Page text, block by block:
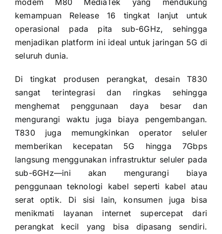
kemampuan Release 16 tingkat lanjut untuk
operasional pada pita sub-6GHz, sehingga
menjadikan platform ini ideal untuk jaringan 5G di
seluruh dunia.
Di tingkat produsen perangkat, desain T830
sangat terintegrasi dan ringkas sehingga
menghemat penggunaan daya besar dan
mengurangi waktu juga biaya pengembangan.
T830 juga memungkinkan operator seluler
memberikan kecepatan 5G hingga 7Gbps
langsung menggunakan infrastruktur seluler pada
sub-6GHz—ini akan mengurangi biaya
penggunaan teknologi kabel seperti kabel atau
serat optik. Di sisi lain, konsumen juga bisa
menikmati layanan internet supercepat dari
perangkat kecil yang bisa dipasang sendiri.